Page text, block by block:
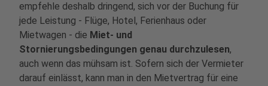
empfehle deshalb dringend, sich vor der Buchung für
jede Leistung - Flüge, Hotel, Ferienhaus oder
Mietwagen - die Miet- und
Stornierungsbedingungen genau durchzulesen,
auch wenn das mühsam ist. Sofern sich der Vermieter
darauf einlässt, kann man in den Mietvertrag für eine